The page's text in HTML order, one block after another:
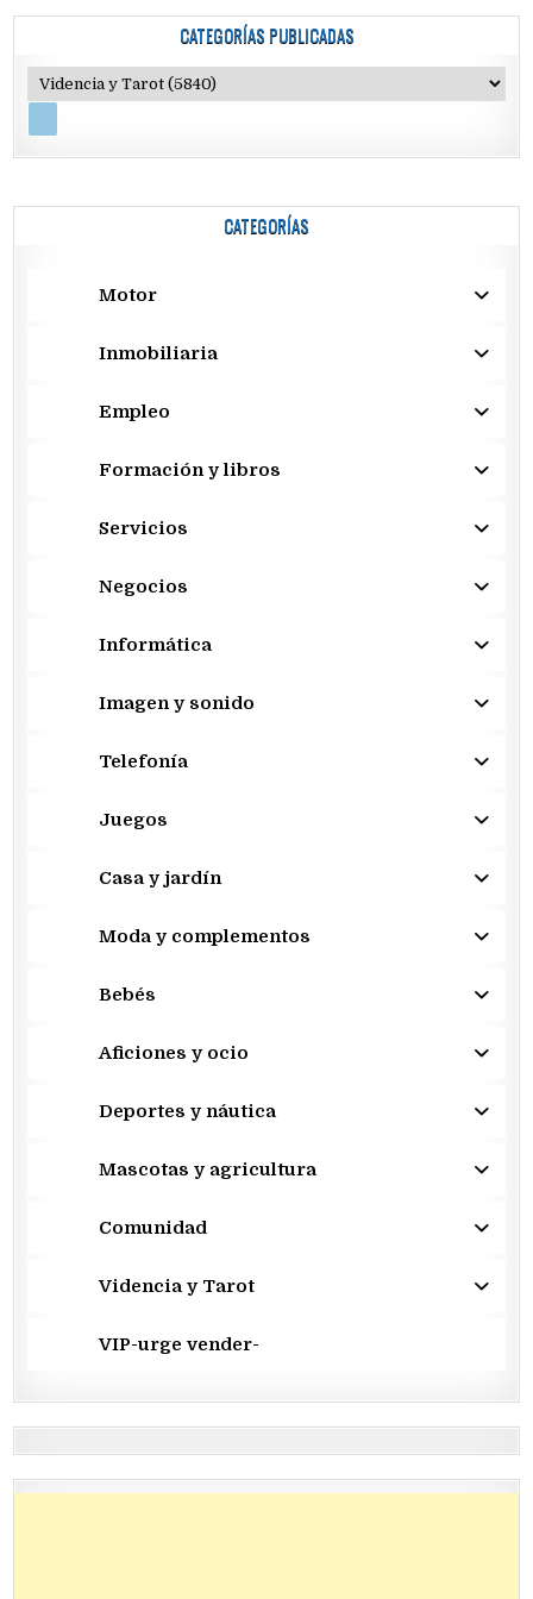
CATEGORÍAS PUBLICADAS
CATEGORÍAS
Motor
Inmobiliaria
Empleo
Formación y libros
Servicios
Negocios
Informática
Imagen y sonido
Telefonía
Juegos
Casa y jardín
Moda y complementos
Bebés
Aficiones y ocio
Deportes y náutica
Mascotas y agricultura
Comunidad
Videncia y Tarot
VIP-urge vender-